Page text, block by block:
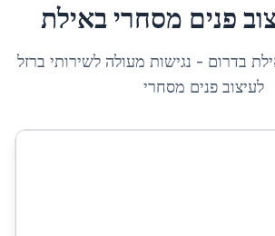
פנים מסחריבאילת
בדרום - נגישות מעולה לשירותי ברזל
לעיצוב פנים מסחרי